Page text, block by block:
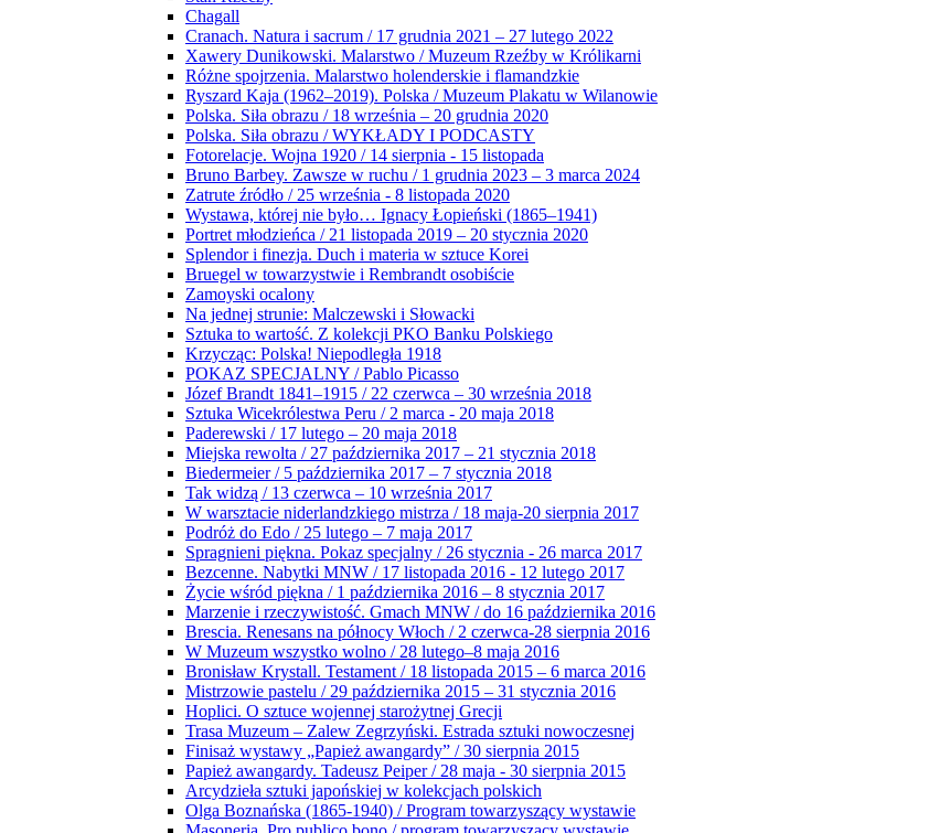
Chagall
Cranach. Natura i sacrum / 17 grudnia 2021 – 27 lutego 2022
Xawery Dunikowski. Malarstwo / Muzeum Rzeźby w Królikarni
Różne spojrzenia. Malarstwo holenderskie i flamandzkie
Ryszard Kaja (1962–2019). Polska / Muzeum Plakatu w Wilanowie
Polska. Siła obrazu / 18 września – 20 grudnia 2020
Polska. Siła obrazu / WYKŁADY I PODCASTY
Fotorelacje. Wojna 1920 / 14 sierpnia - 15 listopada
Bruno Barbey. Zawsze w ruchu / 1 grudnia 2023 – 3 marca 2024
Zatrute źródło / 25 września - 8 listopada 2020
Wystawa, której nie było… Ignacy Łopieński (1865–1941)
Portret młodzieńca / 21 listopada 2019 – 20 stycznia 2020
Splendor i finezja. Duch i materia w sztuce Korei
Bruegel w towarzystwie i Rembrandt osobiście
Zamoyski ocalony
Na jednej strunie: Malczewski i Słowacki
Sztuka to wartość. Z kolekcji PKO Banku Polskiego
Krzycząc: Polska! Niepodległa 1918
POKAZ SPECJALNY / Pablo Picasso
Józef Brandt 1841–1915 / 22 czerwca – 30 września 2018
Sztuka Wicekrólestwa Peru / 2 marca - 20 maja 2018
Paderewski / 17 lutego – 20 maja 2018
Miejska rewolta / 27 października 2017 – 21 stycznia 2018
Biedermeier / 5 października 2017 – 7 stycznia 2018
Tak widzą / 13 czerwca – 10 września 2017
W warsztacie niderlandzkiego mistrza / 18 maja-20 sierpnia 2017
Podróż do Edo / 25 lutego – 7 maja 2017
Spragnieni piękna. Pokaz specjalny / 26 stycznia - 26 marca 2017
Bezcenne. Nabytki MNW / 17 listopada 2016 - 12 lutego 2017
Życie wśród piękna / 1 października 2016 – 8 stycznia 2017
Marzenie i rzeczywistość. Gmach MNW / do 16 października 2016
Brescia. Renesans na północy Włoch / 2 czerwca-28 sierpnia 2016
W Muzeum wszystko wolno / 28 lutego–8 maja 2016
Bronisław Krystall. Testament / 18 listopada 2015 – 6 marca 2016
Mistrzowie pastelu / 29 października 2015 – 31 stycznia 2016
Hoplici. O sztuce wojennej starożytnej Grecji
Trasa Muzeum – Zalew Zegrzyński. Estrada sztuki nowoczesnej
Finisaż wystawy „Papież awangardy” / 30 sierpnia 2015
Papież awangardy. Tadeusz Peiper / 28 maja - 30 sierpnia 2015
Arcydzieła sztuki japońskiej w kolekcjach polskich
Olga Boznańska (1865-1940) / Program towarzyszący wystawie